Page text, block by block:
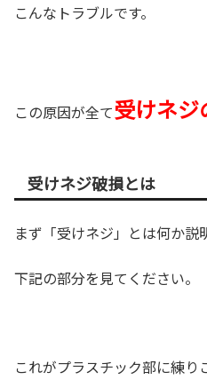
こんなトラブルです。
この原因が全て受けネジ
受けネジ破損とは
まず「受けネジ」とは何か説
下記の部分を見てください。
これがプラスチック部に練